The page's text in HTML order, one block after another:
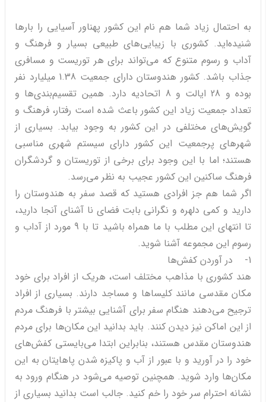
به احتمال زیاد شما هم نام این کشور پهناور آسیایی را بارها
شنیده‌اید. کشوری با زیبایی‌های طبیعی بسیار و فرهنگ و
آداب و رسوم متنوع که می‌تواند برای هر توریست و مسافری
جذاب باشد. کشور هندوستان دارای جمعیت 1.38 میلیارد نفر
بوده و 28 ایالت و 8 اتحادیه دارد. همین تقسیم‌بندی‌ها و
تعداد جمعیت زیاد این کشور باعث شده است رفتار، فرهنگ و
گویش‌های مختلفی در این کشور به وجود بیابد. بسیاری از
شهرهای پرجمعیت این کشور دارای سیستم شهری مناسبی
هستند؛ اما با این وجود برای برخی از توریستان و گردشگران
فرهنگ ساکنین این کشور عجیب به نظر می‌رسد.
اگر شما هم جز افرادی هستید که قصد سفر به هندوستان را
دارید و کمی دلهره و نگرانی بابت فضای نا آشنای آنجا دارید،
تا انتهای این مطلب با ما همراه باشید تا با 9 مورد از آداب و
رسوم این مجموعه آشنا شوید.
1- در آوردن کفش‌ها
هند کشوری با مذاهب مختلف است، هریک از افراد برای خود
مکان مقدسی مانند کلیساها و مساجد دارند. بسیاری از افراد
ترجیح می‌دهند هنگام سفر برای آشنایی بیشتر با فرهنگ مردم
از این اماکن نیز دیدن کنند. باید بدانید این مکان‌ها برای مردم
هندوستان مقدس هستند، بنابراین ابتدا می‌بایستی کفش‌های
خود را در آورید و با عبور از آب و پاکیزه شدن پاهایتان به این
مکان‌ها وارد شوید. همچنین توصیه می‌شود در هنگام ورود به
نشانه احترام سر خود را خم کنید. جالب است بدانید بسیاری از